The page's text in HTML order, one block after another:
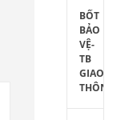
BỐT
BẢO
VỆ-
TB
GIAO
THÔNG